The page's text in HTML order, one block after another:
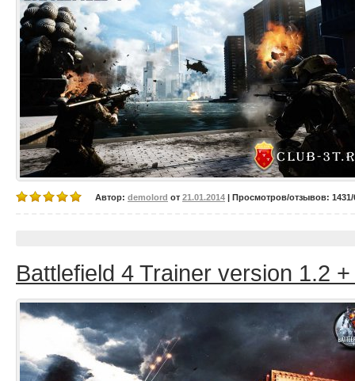
Автор: demolord от 21.01.2014 | Просмотров/отзывов: 1431/
Battlefield 4 Trainer version 1.2